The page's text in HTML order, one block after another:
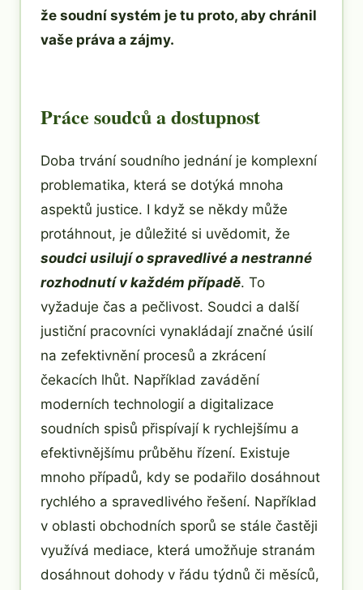
že soudní systém je tu proto, aby chránil
vaše práva a zájmy.
Práce soudců a dostupnost
Doba trvání soudního jednání je komplexní
problematika, která se dotýká mnoha
aspektů justice. I když se někdy může
protáhnout, je důležité si uvědomit, že
soudci usilují o spravedlivé a nestranné
rozhodnutí v každém případě. To
vyžaduje čas a pečlivost. Soudci a další
justiční pracovníci vynakládají značné úsilí
na zefektivnění procesů a zkrácení
čekacích lhůt. Například zavádění
moderních technologií a digitalizace
soudních spisů přispívají k rychlejšímu a
efektivnějšímu průběhu řízení. Existuje
mnoho případů, kdy se podařilo dosáhnout
rychlého a spravedlivého řešení. Například
v oblasti obchodních sporů se stále častěji
využívá mediace, která umožňuje stranám
dosáhnout dohody v řádu týdnů či měsíců,